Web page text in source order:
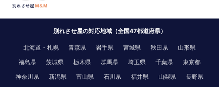
別れさせ屋の対応地域（全国47都道府県）
北海道・札幌 青森県 岩手県 宮城県 秋田県
山形県
福島県
茨城県 栃木県 群馬県 埼玉県 千葉県
東京都
神奈川県
新潟県 富山県 石川県 福井県 山梨県 長野県